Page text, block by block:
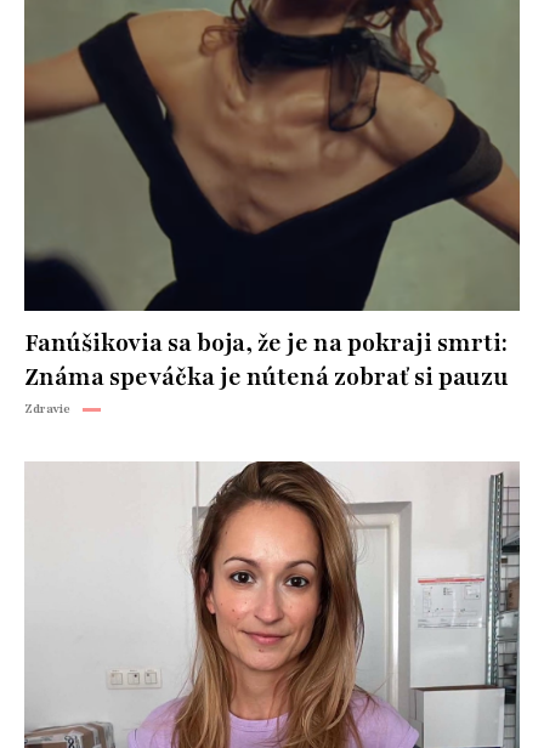
Fanúšikovia sa boja, že je na pokraji smrti:
Známa speváčka je nútená zobrať si pauzu
Zdravie